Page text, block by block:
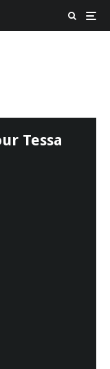
Tessa